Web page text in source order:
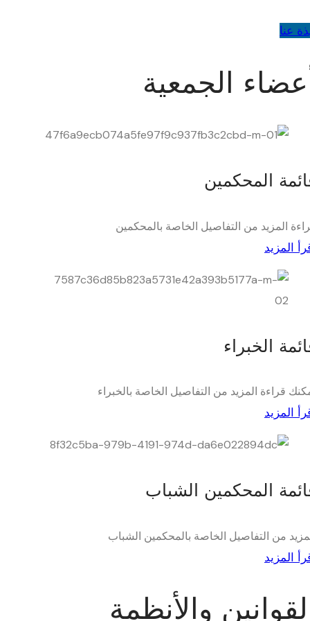
عنا
الجمعية
المحكمين
المزيد من التفاصيل الخاصة بالمحكمين
المزيد
الخبراء
قراءة المزيد من التفاصيل الخاصة بالخبراء
المزيد
المحكمين الشباب
من التفاصيل الخاصة بالمحكمين الشباب
المزيد
والأنظمة